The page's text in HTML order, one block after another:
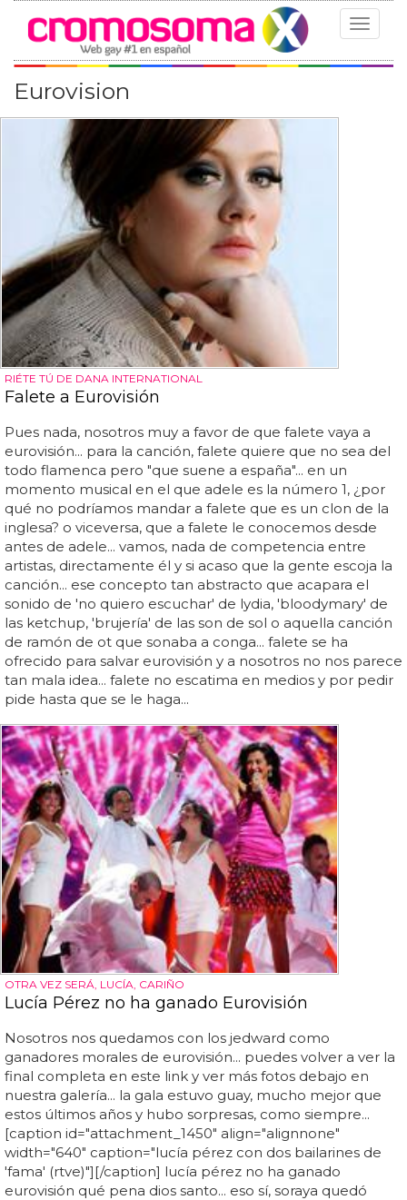
Toggle
Eurovision
RIÉTE TÚ DE DANA INTERNATIONAL
Falete a Eurovisión
Pues nada, nosotros muy a favor de que falete vaya a
eurovisión... para la canción, falete quiere que no sea del
todo flamenca pero "que suene a españa"... en un
momento musical en el que adele es la número 1, ¿por
qué no podríamos mandar a falete que es un clon de la
inglesa? o viceversa, que a falete le conocemos desde
antes de adele... vamos, nada de competencia entre
artistas, directamente él y si acaso que la gente escoja la
canción... ese concepto tan abstracto que acapara el
sonido de 'no quiero escuchar' de lydia, 'bloodymary' de
las ketchup, 'brujería' de las son de sol o aquella canción
de ramón de ot que sonaba a conga... falete se ha
ofrecido para salvar eurovisión y a nosotros no nos parece
tan mala idea... falete no escatima en medios y por pedir
pide hasta que se le haga...
OTRA VEZ SERÁ, LUCÍA, CARIÑO
Lucía Pérez no ha ganado Eurovisión
Nosotros nos quedamos con los jedward como
ganadores morales de eurovisión... puedes volver a ver la
final completa en este link y ver más fotos debajo en
nuestra galería... la gala estuvo guay, mucho mejor que
estos últimos años y hubo sorpresas, como siempre...
[caption id="attachment_1450" align="alignnone"
width="640" caption="lucía pérez con dos bailarines de
'fama' (rtve)"][/caption] lucía pérez no ha ganado
eurovisión qué pena dios santo... eso sí, soraya quedó